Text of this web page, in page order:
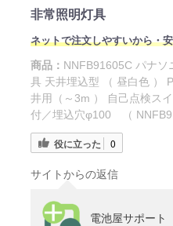
非常照明灯具
ネットで注文しやすいから・
商品： NNFB91605C パナソ
具 天井埋込型 （ 昼白色 ）
井用（～3m ） 自己点検ス
付／埋込穴φ100 （
役に立った 0
サイトからの返信
電池屋サポート